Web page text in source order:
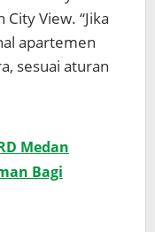
View. “Jika
apartemen
sesuai aturan
Medan
Bagi